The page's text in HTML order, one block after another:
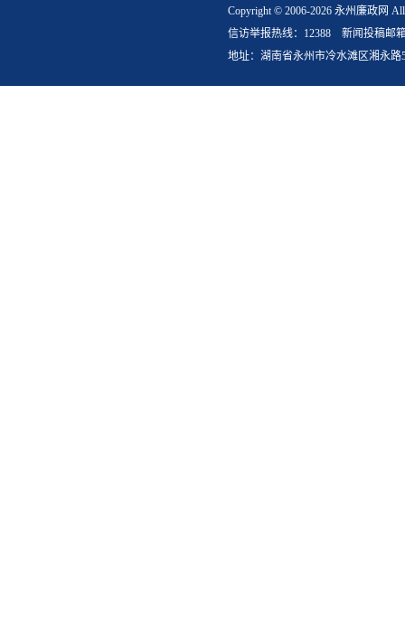
Copyright © 2006-2026 永州廉政网
信访举报热线：12388 新闻投稿邮
地址：湖南省永州市冷水滩区湘永